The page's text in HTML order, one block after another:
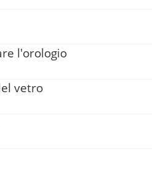
l'orologio
vetro